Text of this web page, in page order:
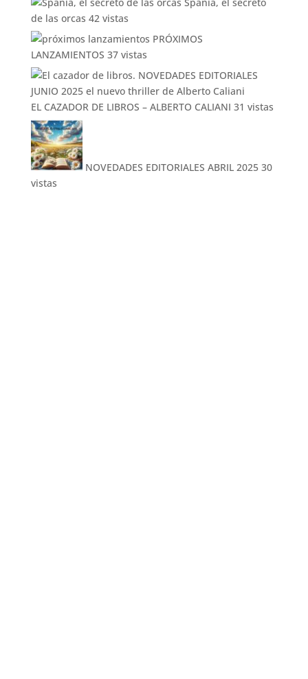
de las orcas 42 vistas
PRÓXIMOS
LANZAMIENTOS 37 vistas
EL CAZADOR DE LIBROS – ALBERTO CALIANI 31 vistas
NOVEDADES EDITORIALES ABRIL 2025 30
vistas